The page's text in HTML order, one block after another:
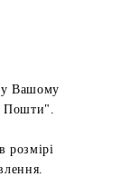
у Вашому
Пошти".
розмірі